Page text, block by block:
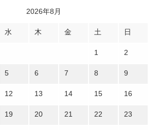
2026年8月
水 木 金 土 日
1 2
5 6 7 8 9
12 13 14 15 16
19 20 21 22 23